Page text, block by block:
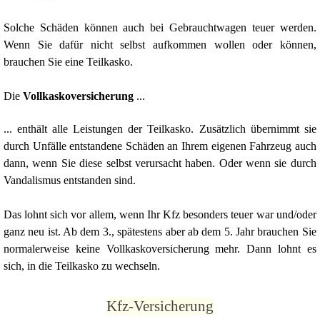
Solche Schäden können auch bei Gebrauchtwagen teuer werden.
Wenn Sie dafür nicht selbst aufkommen wollen oder können,
brauchen Sie eine Teilkasko.
Die Vollkaskoversicherung ...
... enthält alle Leistungen der Teilkasko. Zusätzlich übernimmt sie
durch Unfälle entstandene Schäden an Ihrem eigenen Fahrzeug auch
dann, wenn Sie diese selbst verursacht haben. Oder wenn sie durch
Vandalismus entstanden sind.
Das lohnt sich vor allem, wenn Ihr Kfz besonders teuer war und/oder
ganz neu ist. Ab dem 3., spätestens aber ab dem 5. Jahr brauchen Sie
normalerweise keine Vollkaskoversicherung mehr. Dann lohnt es
sich, in die Teilkasko zu wechseln.
Kfz-Versicherung